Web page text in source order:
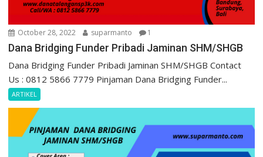
October 28, 2022 suparmanto 1
Dana Bridging Funder Pribadi Jaminan SHM/SHGB
Dana Bridging Funder Pribadi Jaminan SHM/SHGB Contact
Us : 0812 5866 7779 Pinjaman Dana Bridging Funder...
ARTIKEL